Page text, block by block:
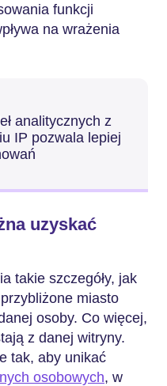
funkcji
na wrażenia
analitycznych z
IP pozwala lepiej
uzyskać
takie szczegóły, jak
miasto
osoby. Co więcej,
z danej witryny.
tak, aby unikać
osobowych, w